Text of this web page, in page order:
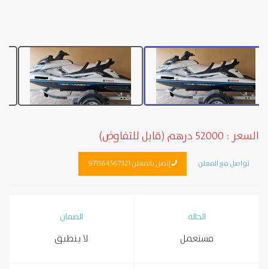
السعر : 52000 درهم (قابل للتفاوض)
تواصل مع المعلن إتصل بالمعلن 971564567321
الحالة
مستعمل
الضمان
لا ينطبق